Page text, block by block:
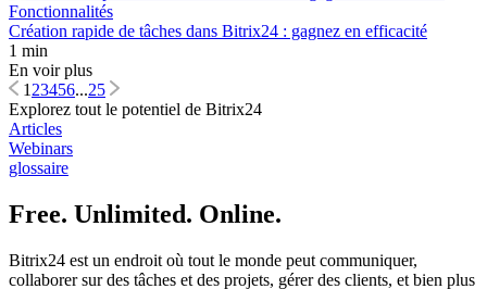
Fonctionnalités
Création rapide de tâches dans Bitrix24 : gagnez en efficacité
1 min
En voir plus
1 23456...25
Explorez tout le potentiel de Bitrix24
Articles
Webinars
glossaire
Free. Unlimited. Online.
Bitrix24 est un endroit où tout le monde peut communiquer,
collaborer sur des tâches et des projets, gérer des clients, et bien plus